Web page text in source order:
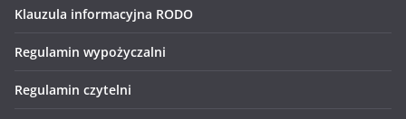
Klauzula informacyjna RODO
Regulamin wypożyczalni
Regulamin czytelni